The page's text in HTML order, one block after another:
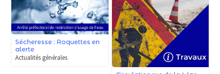
Sécheresse : Roquettes en
alerte
Actualités générales